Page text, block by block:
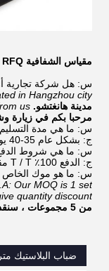
مقياس الشفافية RFQ
س: هل شركة تجارية
in Hangzhou city.
مدينة هانغتشو. us.
مرحبا بكم في زيارة
س: ما هي مدة
ج: بشكل عام 35-40 يوم عمل.
س: ما هي شروط
ج: الدفع 100٪ T / T مقدما.
س: ما هو موك الخاص
A: Our MOQ is 1 set.
quantity discount.
من 5 مجموعات ، سنقدم خصمًا على الكمية.
ضباب البلاستيك متر